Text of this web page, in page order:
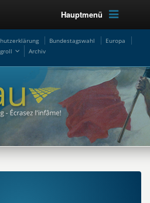
Hauptmenü
Bundestagswahl
Europa
Archiv